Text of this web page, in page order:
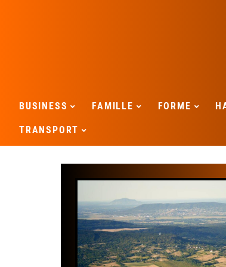
BUSINESS FAMILLE FORME
TRANSPORT